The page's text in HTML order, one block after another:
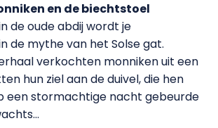
en de biechtstoel
de oude abdij wordt je
de mythe van het Solse gat.
verkochten monniken uit een
hun ziel aan de duivel, die hen
een stormachtige nacht gebeurde